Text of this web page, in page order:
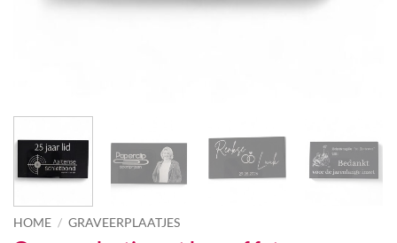
HOME / GRAVEERPLAATJES